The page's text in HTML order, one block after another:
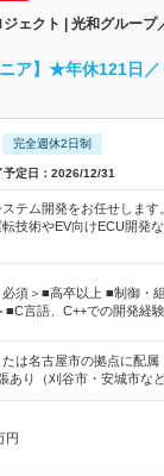
ェクト | 光和グループ
ア】★年休121日
完全週休2日制
定日：2026/12/31
テム開発をお任せしま
技術やEV向けECU開発
須＞■高卒以上 ■制御・
■C言語、C++での開発経
は名古屋市の拠点に配属
あり（刈谷市・安城市な
円